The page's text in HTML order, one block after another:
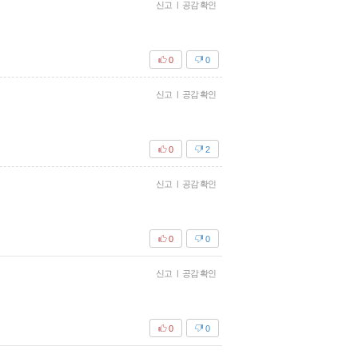
신고 | 공감 확인
0
0
신고 | 공감 확인
2
0
신고 | 공감 확인
0
0
신고 | 공감 확인
0
0